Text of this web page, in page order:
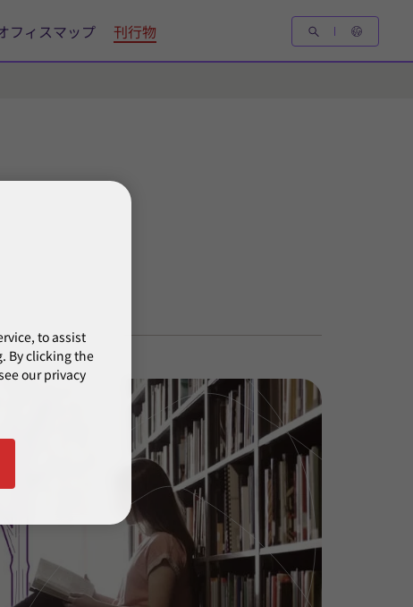
フィスマップ 刊行物
to assist
By clicking the
our privacy